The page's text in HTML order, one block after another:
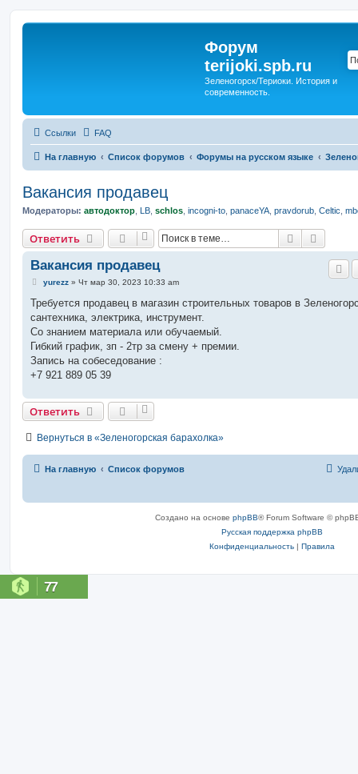
Форум
terijoki.spb.ru
Зеленогорск/Териоки. История и
современность.
Ссылки FAQ
На главную Список форумов Форумы на русском языке
Вакансия продавец
Модераторы: автодоктор LB schlos incogni-to panaceYA pravdorub Celtic
Ответить Поиск
Вакансия продавец
С
о
щ
е
и
е
yurezz» Чт мар 30, 2023 10:33 am
Требуется продавец в магазин строительных товаров в
сантехника, электрика, инструмент.
Со знанием материала или обучаемый.
Гибкий график, зп - 2тр за смену + премии.
Запись на собеседование :
+7 921 889 05 39
Ответить
Вернуться в «Зеленогорская барахолка»
На главную Список форумов
Создано на основе phpBB® Forum Software ©
Русская поддержка phpBB
Конфиденциальность | Правила
77